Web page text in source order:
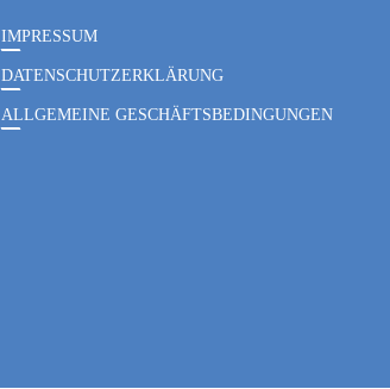
IMPRESSUM
DATENSCHUTZERKLÄRUNG
ALLGEMEINE GESCHÄFTSBEDINGUNGEN